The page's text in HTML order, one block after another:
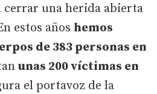
cerrar una herida abierta
estos años hemos
de 383 personas en
unas 200 víctimas en
el portavoz de la